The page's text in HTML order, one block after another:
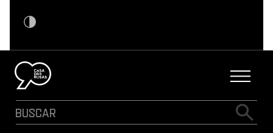
Buscar